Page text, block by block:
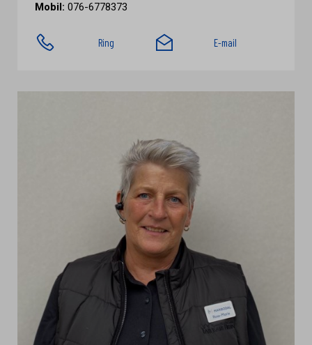
Mobil: 076-6778373
Ring E-mail